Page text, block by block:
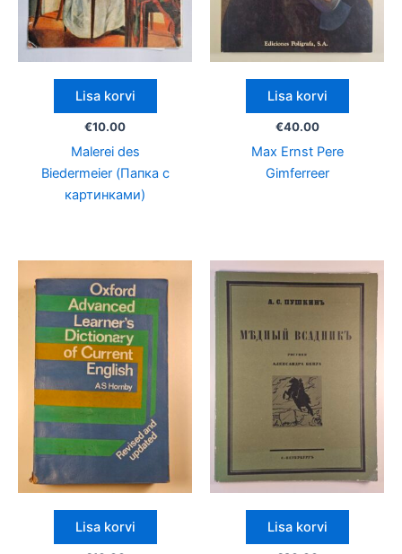
Lisa korvi
€10.00
Malerei des
Biedermeier (Папка с
картинками)
Lisa korvi
€40.00
Max Ernst Pere
Gimferreer
Lisa korvi Lisa korvi